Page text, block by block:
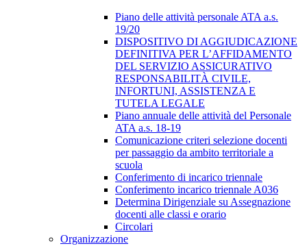
Piano delle attività personale ATA a.s.
19/20
DISPOSITIVO DI AGGIUDICAZIONE
DEFINITIVA PER L’AFFIDAMENTO
DEL SERVIZIO ASSICURATIVO
RESPONSABILITÀ CIVILE,
INFORTUNI, ASSISTENZA E
TUTELA LEGALE
Piano annuale delle attività del Personale
ATA a.s. 18-19
Comunicazione criteri selezione docenti
per passaggio da ambito territoriale a
scuola
Conferimento di incarico triennale
Conferimento incarico triennale A036
Determina Dirigenziale su Assegnazione
docenti alle classi e orario
Circolari
Organizzazione